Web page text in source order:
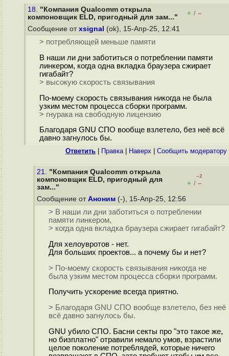
18. "Компания Qualcomm открыла
компоновщик ELD, пригодный для зам..."
+ / –
Сообщение от xsignal (ok), 15-Апр-25, 12:41
> потребляющей меньше памяти
В наши ли дни заботиться о потреблении памяти
линкером, когда одна вкладка браузера сжирает
гигабайт?
> высокую скорость связывания
По-моему скорость связывания никогда не была
узким местом процесса сборки программ.
> гнурака на свободную лицензию
Благодаря GNU СПО вообще взлетело, без неё всё
давно загнулось бы.
Ответить Правка| Наверх Cообщить модератору
21. "Компания Qualcomm открыла
компоновщик ELD, пригодный для
зам..."
–2
+ / –
Сообщение от Аноним (-), 15-Апр-25, 12:56
> В наши ли дни заботиться о потреблении
памяти линкером,
> когда одна вкладка браузера сжирает гигабайт?
Для хелоувротов - нет.
Для больших проектов... а почему бы и нет?
> По-моему скорость связывания никогда не
была узким местом процесса сборки программ.
Получить ускорение всегда приятно.
> Благодаря GNU СПО вообще взлетело, без неё
всё давно загнулось бы.
GNU убило СПО. Басни секты про "это такое же,
но бизплатно" отравили немало умов, взрастили
целое поколение потpe6лядей, которые ничего